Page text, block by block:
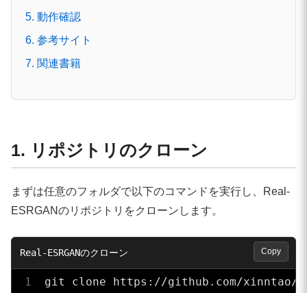
5. 動作確認
6. 参考サイト
7. 関連書籍
1. リポジトリのクローン
まずは任意のフォルダで以下のコマンドを実行し、Real-
ESRGANのリポジトリをクローンします。
git clone https://github.com/xinntao/
Copy